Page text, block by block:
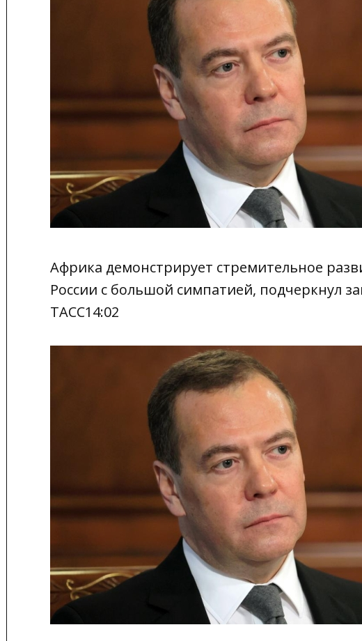
Африка демонстрирует стремительное
России с большой симпатией, подчеркнул
ТАСС14:02